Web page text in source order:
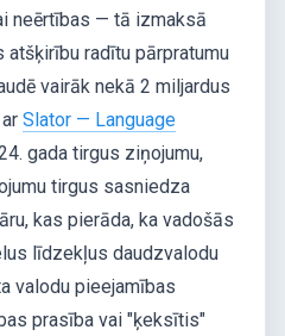
neērtības — tā izmaksā
atšķirību radītu pārpratumu
vairāk nekā 2 miljardus
Slator — Language
gada tirgus ziņojumu,
tirgus sasniedza
kas pierāda, ka vadošās
līdzekļus daudzvalodu
valodu pieejamības
prasība vai "ķeksītis"